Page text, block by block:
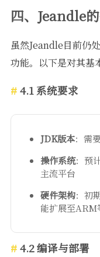
四、Jeandle
虽然Jeandle目前仍
功能。以下是对其基
4.1 系统要求
JDK版本：需
操作系统：预
主流平台
硬件架构：初
能扩展至ARM
4.2 编译与部署